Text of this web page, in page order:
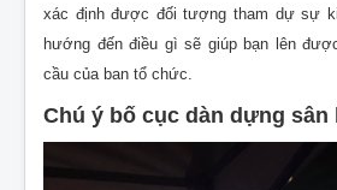
xác định được đối tượng tham dự sự
hướng đến điều gì sẽ giúp bạn lên
cầu của ban tổ chức.
Chú ý bố cục dàn dựng sân